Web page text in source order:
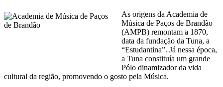
As origens da Academia de
Música de Paços de Brandão
(AMPB) remontam a 1870,
data da fundação da Tuna, a
“Estudantina”. Já nessa época,
a Tuna constituía um grande
Pólo dinamizador da vida
cultural da região, promovendo o gosto pela Música.